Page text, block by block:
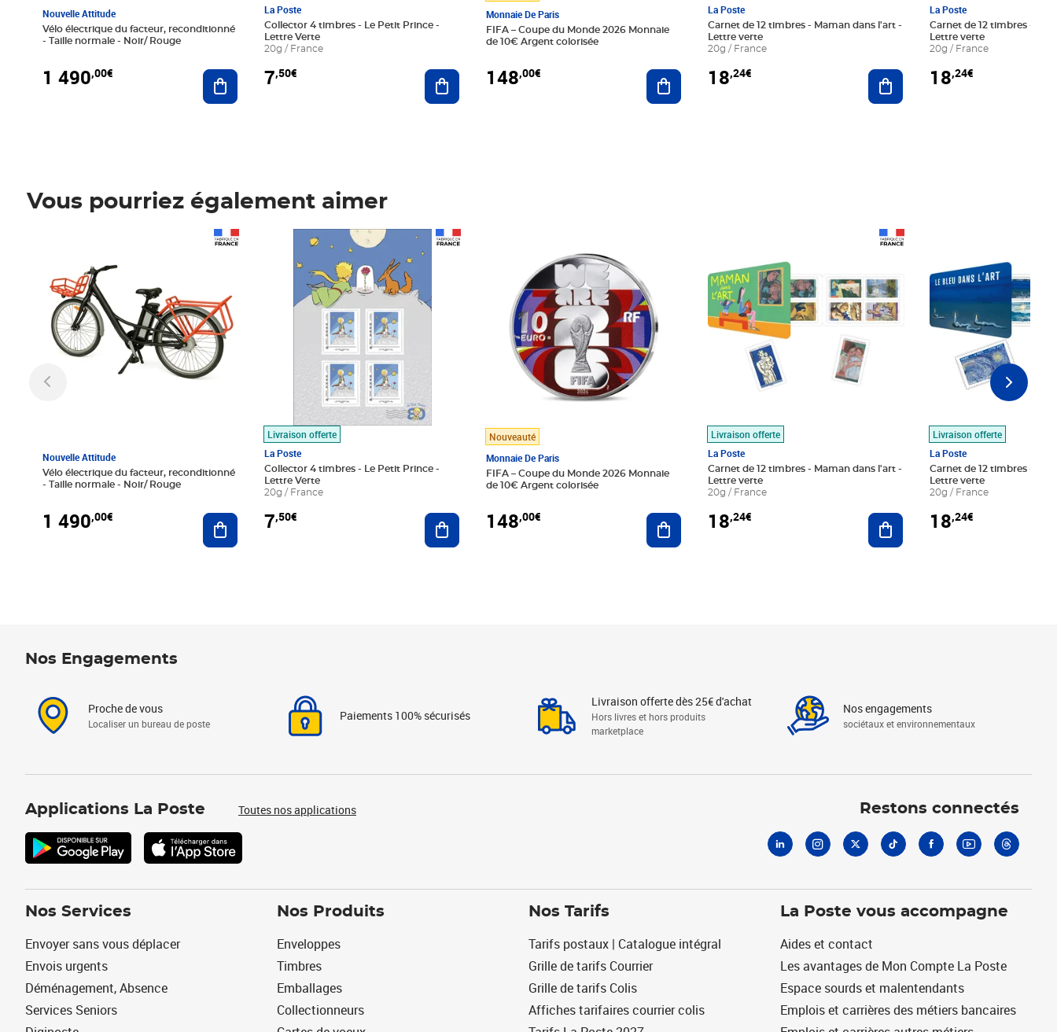
Nouvelle Attitude
Vélo électrique du facteur, reconditionné
- Taille normale - Noir/ Rouge
1 490,00€ Ajouter au panier
La Poste
Collector 4 timbres - Le Petit Prince -
Lettre Verte
20g / France
7,50€ Ajouter au panier
Monnaie De Paris
FIFA – Coupe du Monde 2026 Monnaie
de 10€ Argent colorisée
148,00€ Ajouter au panier
La Poste
Carnet de 12 timbres - Maman dans l'art -
Lettre verte
20g / France
18,24€ Ajouter au panier
La Poste
Carnet de 12 timbres - Le
Lettre verte
20g / France
18,24€
Vous pourriez également aimer
Nouvelle Attitude
Vélo électrique du facteur, reconditionné
- Taille normale - Noir/ Rouge
1 490,00€ Ajouter au panier
Livraison offerte
La Poste
Collector 4 timbres - Le Petit Prince -
Lettre Verte
20g / France
7,50€
Prix 7,50€
Ajouter au panier
Nouveauté
Monnaie De Paris
FIFA – Coupe du Monde 2026 Monnaie
de 10€ Argent colorisée
148,00€ Ajouter au panier
Livraison offerte
La Poste
Carnet de 12 timbres - Maman dans l'art -
Lettre verte
20g / France
18,24€ Ajouter au panier
Livraison offerte
La Poste
Carnet de 12 timbres - Le
Lettre verte
20g / France
18,24€
Nos Engagements
Proche de vous
Localiser un bureau de poste
Paiements 100% sécurisés
Livraison offerte dès 25€ d'achat
Hors livres et hors produits
marketplace
Nos engagements
sociétaux et environnementaux
Applications La Poste Toutes nos applications Restons connectés
Nos Services
Envoyer sans vous déplacer
Envois urgents
Déménagement, Absence
Services Seniors
Nos Produits
Enveloppes
Timbres
Emballages
Collectionneurs
Nos Tarifs
Tarifs postaux | Catalogue intégral
Grille de tarifs Courrier
Grille de tarifs Colis
Affiches tarifaires courrier colis
La Poste vous accompagne
Aides et contact
Les avantages de Mon Compte La Poste
Espace sourds et malentendants
Emplois et carrières des métiers bancaires